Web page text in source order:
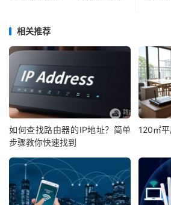
相关推荐
如何查找路由器的IP地址？简单
步骤教你快速找到
120㎡